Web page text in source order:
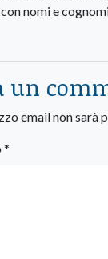
con nomi e
un
email non sarà
*